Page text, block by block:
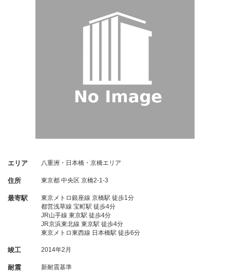
エリア 八重洲・日本橋・京橋エリア
住所 東京都 中央区 京橋2-1-3
最寄駅
東京メトロ銀座線 京橋駅 徒歩1分
都営浅草線 宝町駅 徒歩4分
JR山手線 東京駅 徒歩4分
JR京浜東北線 東京駅 徒歩4分
東京メトロ東西線 日本橋駅 徒歩6分
竣工 2014年2月
耐震 新耐震基準